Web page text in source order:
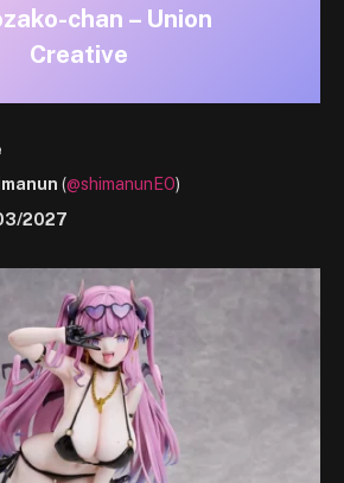
chan – Union
Creative
(@shimanunEO)
2027